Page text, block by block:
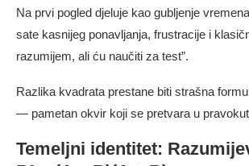
Na prvi pogled djeluje kao gubljenje
sate kasnijeg ponavljanja, frustracije i
razumijem, ali ću naučiti za test”.
Razlika kvadrata prestane biti strašna
— pametan okvir koji se pretvara u
Temeljni identitet: